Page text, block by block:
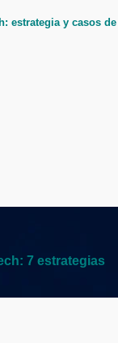
estrategia y casos de
7 estrategias